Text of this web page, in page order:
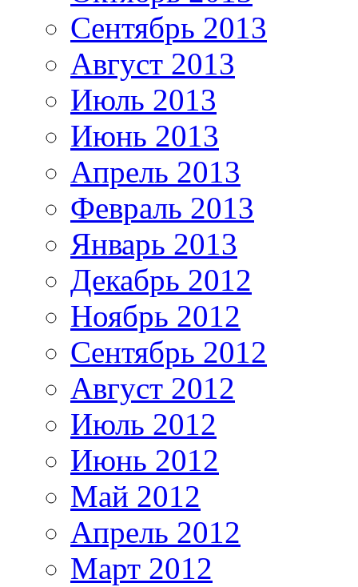
Сентябрь 2013
Август 2013
Июль 2013
Июнь 2013
Апрель 2013
Февраль 2013
Январь 2013
Декабрь 2012
Ноябрь 2012
Сентябрь 2012
Август 2012
Июль 2012
Июнь 2012
Май 2012
Апрель 2012
Март 2012